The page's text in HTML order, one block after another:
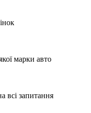
марки авто
всі запитання